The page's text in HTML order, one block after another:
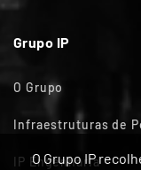
O Grupo IP
Grupo IP
O Grupo
Infraestruturas de
IP Engenharia